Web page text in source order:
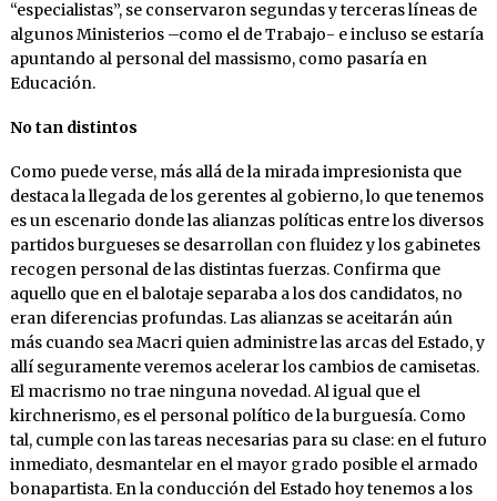
“especialistas”, se conservaron segundas y terceras líneas de
algunos Ministerios –como el de Trabajo- e incluso se estaría
apuntando al personal del massismo, como pasaría en
Educación.
No tan distintos
Como puede verse, más allá de la mirada impresionista que
destaca la llegada de los gerentes al gobierno, lo que tenemos
es un escenario donde las alianzas políticas entre los diversos
partidos burgueses se desarrollan con fluidez y los gabinetes
recogen personal de las distintas fuerzas. Confirma que
aquello que en el balotaje separaba a los dos candidatos, no
eran diferencias profundas. Las alianzas se aceitarán aún
más cuando sea Macri quien administre las arcas del Estado, y
allí seguramente veremos acelerar los cambios de camisetas.
El macrismo no trae ninguna novedad. Al igual que el
kirchnerismo, es el personal político de la burguesía. Como
tal, cumple con las tareas necesarias para su clase: en el futuro
inmediato, desmantelar en el mayor grado posible el armado
bonapartista. En la conducción del Estado hoy tenemos a los